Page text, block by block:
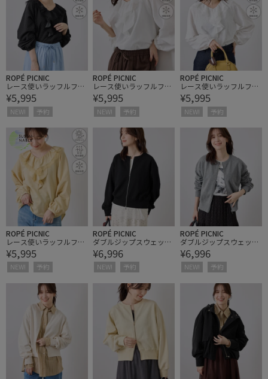
ROPÉ PICNIC
レース使いラッフルフリ
ルブラウス/UVカット・
吸水速乾・接触冷感
¥5,995
NEW! 予約
ROPÉ PICNIC
レース使いラッフルフリ
ルブラウス/UVカット・
吸水速乾・接触冷感
¥5,995
NEW! 予約
ROPÉ PICNIC
レース使いラッフルフリ
ルブラウス/UVカット・
吸水速乾・接触冷感
¥5,995
NEW! 予約
ROPÉ PICNIC
レース使いラッフルフリ
ルブラウス/UVカット・
吸水速乾・接触冷感
¥5,995
NEW! 予約
ROPÉ PICNIC
ダブルジップスウェット
カーディガン
¥6,996
NEW! 予約
ROPÉ PICNIC
ダブルジップスウェット
カーディガン
¥6,996
NEW! 予約